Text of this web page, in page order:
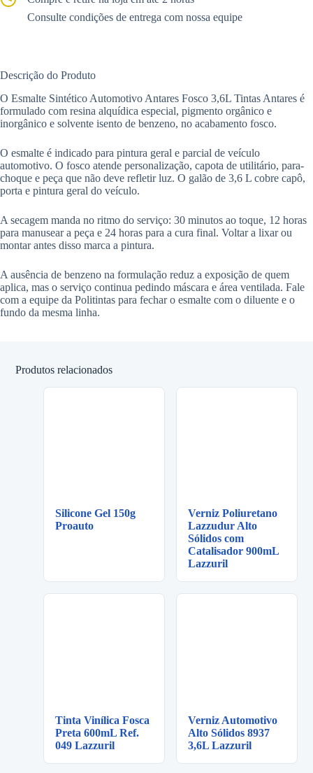
Consulte condições de entrega com nossa equipe
Descrição do Produto
O Esmalte Sintético Automotivo Antares Fosco 3,6L Tintas Antares é
formulado com resina alquídica especial, pigmento orgânico e
inorgânico e solvente isento de benzeno, no acabamento fosco.
O esmalte é indicado para pintura geral e parcial de veículo
automotivo. O fosco atende personalização, capota de utilitário, para-
choque e peça que não deve refletir luz. O galão de 3,6 L cobre capô,
porta e pintura geral do veículo.
A secagem manda no ritmo do serviço: 30 minutos ao toque, 12 horas
para manusear a peça e 24 horas para a cura final. Voltar a lixar ou
montar antes disso marca a pintura.
A ausência de benzeno na formulação reduz a exposição de quem
aplica, mas o serviço continua pedindo máscara e área ventilada. Fale
com a equipe da Politintas para fechar o esmalte com o diluente e o
fundo da mesma linha.
Produtos relacionados
Silicone Gel 150g
Proauto
Verniz Poliuretano
Lazzudur Alto
Sólidos com
Catalisador 900mL
Lazzuril
Tinta Vinílica Fosca
Preta 600mL Ref.
049 Lazzuril
Verniz Automotivo
Alto Sólidos 8937
3,6L Lazzuril